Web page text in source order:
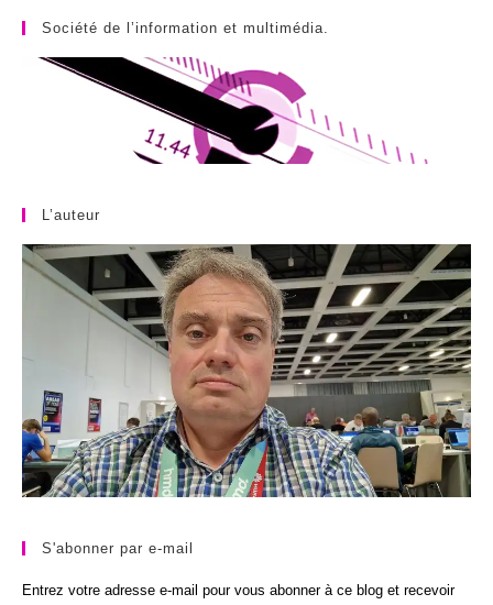
Société de l’information et multimédia.
L’auteur
S'abonner par e-mail
Entrez votre adresse e-mail pour vous abonner à ce blog et recevoir